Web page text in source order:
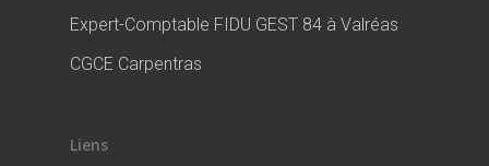
Expert-Comptable FIDU GEST 84 à Valréas
CGCE Carpentras
Liens